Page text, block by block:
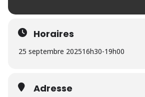
Horaires
25 septembre 202516h30-19h00
Adresse